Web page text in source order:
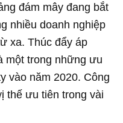
đám mây đang bắt
nhiều doanh nghiệp
xa. Thúc đẩy áp
một trong những ưu
vào năm 2020. Công
thế ưu tiên trong vài